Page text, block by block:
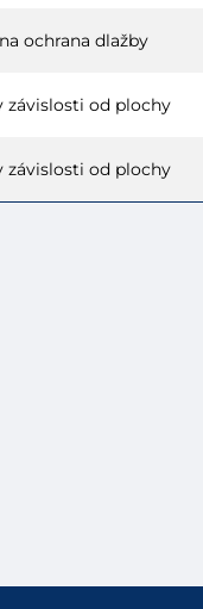
ochrana dlažby
závislosti od plochy
závislosti od plochy